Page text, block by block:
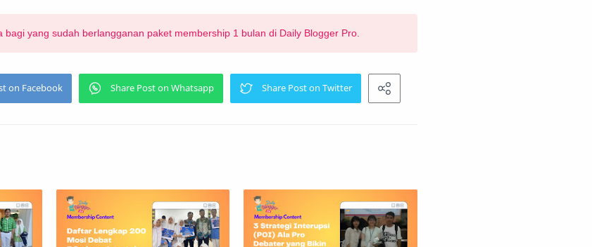
bagi yang sudah berlangganan paket membership 1 bulan di Daily Blogger Pro.